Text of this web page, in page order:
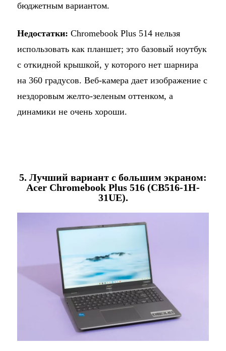
бюджетным вариантом.
Недостатки: Chromebook Plus 514 нельзя
использовать как планшет; это базовый ноутбук
с откидной крышкой, у которого нет шарнира
на 360 градусов. Веб-камера дает изображение с
нездоровым желто-зеленым оттенком, а
динамики не очень хороши.
5. Лучший вариант с большим экраном:
Acer Chromebook Plus 516 (CB516-1H-
31UE).